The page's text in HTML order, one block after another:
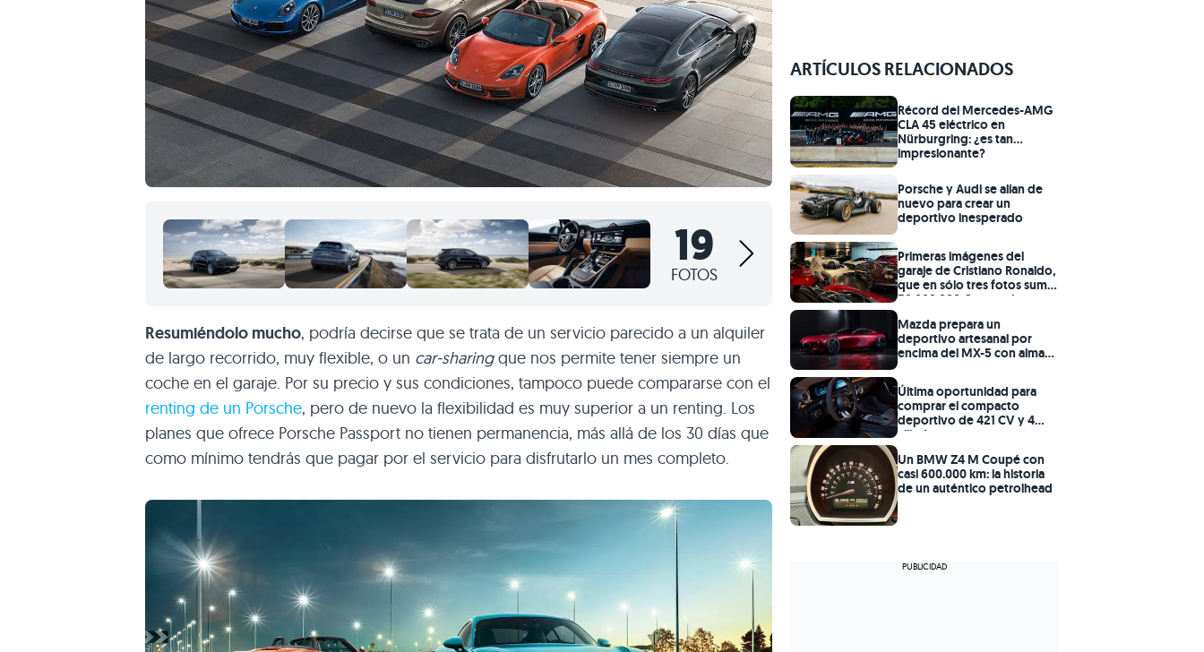
19
FOTOS
Resumiéndolo mucho, podría decirse que se trata de un servicio parecido a un alquiler
de largo recorrido, muy flexible, o un car-sharingque nos permite tener siempre un
coche en el garaje. Por su precio y sus condiciones, tampoco puede compararse con el
renting de un Porsche, pero de nuevo la flexibilidad es muy superior a un renting. Los
planes que ofrece Porsche Passport no tienen permanencia, más allá de los 30 días que
como mínimo tendrás que pagar por el servicio para disfrutarlo un mes completo.
ARTÍCULOS RELACIONADOS
Récord del Mercedes-AMG
CLA 45 eléctrico en
Nürburgring: ¿es tan
impresionante?
Porsche y Audi se alían de
nuevo para crear un
deportivo inesperado
Primeras imágenes del
garaje de Cristiano Ronaldo,
que en sólo tres fotos suma
38.000.000 € en coches
Mazda prepara un
deportivo artesanal por
encima del MX-5 con alma
Última oportunidad para
comprar el compacto
deportivo de 421 CV y 4
cilindros
Un BMW Z4 M Coupé con
casi 600.000 km: la historia
de un auténtico petrolhead